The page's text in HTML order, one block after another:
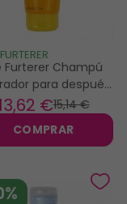
Furterer Champú
para después
200ml 15,14 €
,62 €
COMPRAR